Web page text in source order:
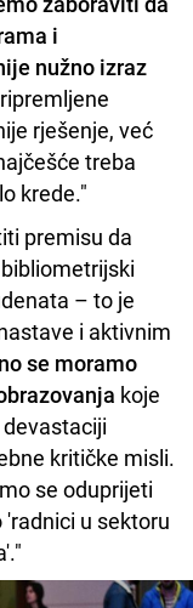
i
nužno izraz
rješenje, već
treba
krede."
premisu da
– to je
i aktivnim
se moramo
koje
kritičke misli.
se oduprijeti
u sektoru